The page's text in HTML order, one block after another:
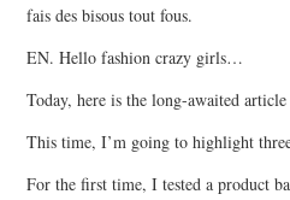
fais des bisous tout fous.
EN. Hello fashion crazy girls…
Today, here is the long-awaited article
This time, I’m going to highlight
For the first time, I tested a product